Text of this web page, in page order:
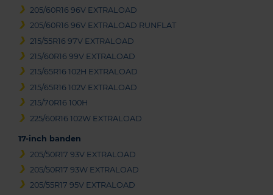
205/60R16 96V EXTRALOAD
205/60R16 96V EXTRALOAD RUNFLAT
215/55R16 97V EXTRALOAD
215/60R16 99V EXTRALOAD
215/65R16 102H EXTRALOAD
215/65R16 102V EXTRALOAD
215/70R16 100H
225/60R16 102W EXTRALOAD
17-inch banden
205/50R17 93V EXTRALOAD
205/50R17 93W EXTRALOAD
205/55R17 95V EXTRALOAD